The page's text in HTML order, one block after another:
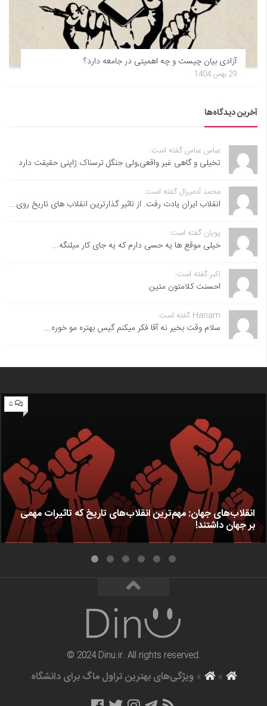
آزادی بیان چیست و چه اهمیتی در جامعه دارد؟
29 بهمن 1404
آخرین دیدگاه‌ها
عباس عباس گفته است:
تخیلی و گاهی غیر واقعی,ولی جنگل ترسناک ژاپنی حقیقت دارد
محمد آدمیرال گفته است:
انقلاب ایران یادت رفت. از تاثیر گذارترین انقلاب های تاریخ روی...
پویان گفته است:
خیلی موقع ها یه حسی دارم که یه جای کار میلنگه...
اکبر گفته است:
احسنت ‌کلامتون متین
Hanam گفته است:
سلام وقت بخیر نه آقا فکر میکنم گیس بهتره مو خوره...
۵
انقلاب‌های جهان: مهم‌ترین انقلاب‌های تاریخ که تاثیرات مهمی
بر جهان داشتند!
© 2024 Dinu.ir. All rights reserved.
»
»ویژگی‌های بهترین تراول ماگ برای دانشگاه